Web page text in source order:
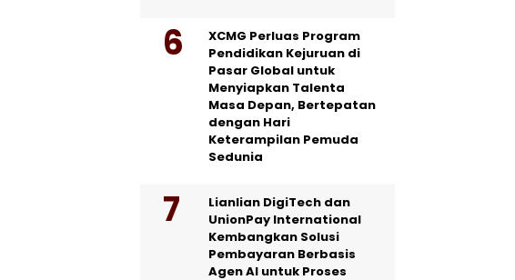
XCMG Perluas Program
Pendidikan Kejuruan di
Pasar Global untuk
Menyiapkan Talenta
Masa Depan, Bertepatan
dengan Hari
Keterampilan Pemuda
Sedunia
Lianlian DigiTech dan
UnionPay International
Kembangkan Solusi
Pembayaran Berbasis
Agen AI untuk Proses